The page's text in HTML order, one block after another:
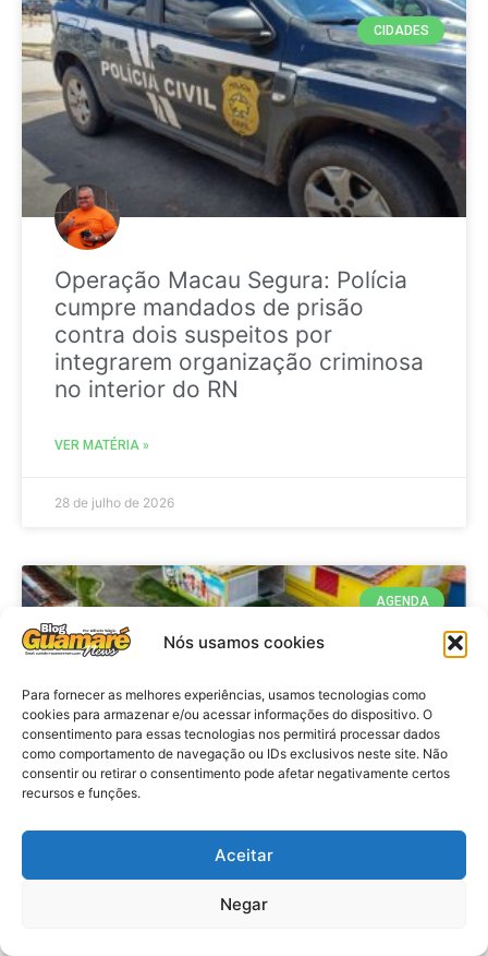
Nós usamos cookies
Para fornecer as melhores experiências, usamos tecnologias como
cookies para armazenar e/ou acessar informações do dispositivo. O
consentimento para essas tecnologias nos permitirá processar dados
como comportamento de navegação ou IDs exclusivos neste site. Não
consentir ou retirar o consentimento pode afetar negativamente certos
recursos e funções.
Aceitar
Negar
CIDADES
Operação Macau Segura: Polícia
cumpre mandados de prisão
contra dois suspeitos por
integrarem organização criminosa
no interior do RN
VER MATÉRIA »
28 de julho de 2026
AGENDA
Agenda: 10ª Mostra Pedagógica
da Casa Durval Paiva acontecerá
nesta quarta-feira (29)